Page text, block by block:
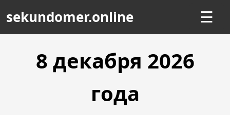
sekundomer.online ☰
8 декабря 2026
года